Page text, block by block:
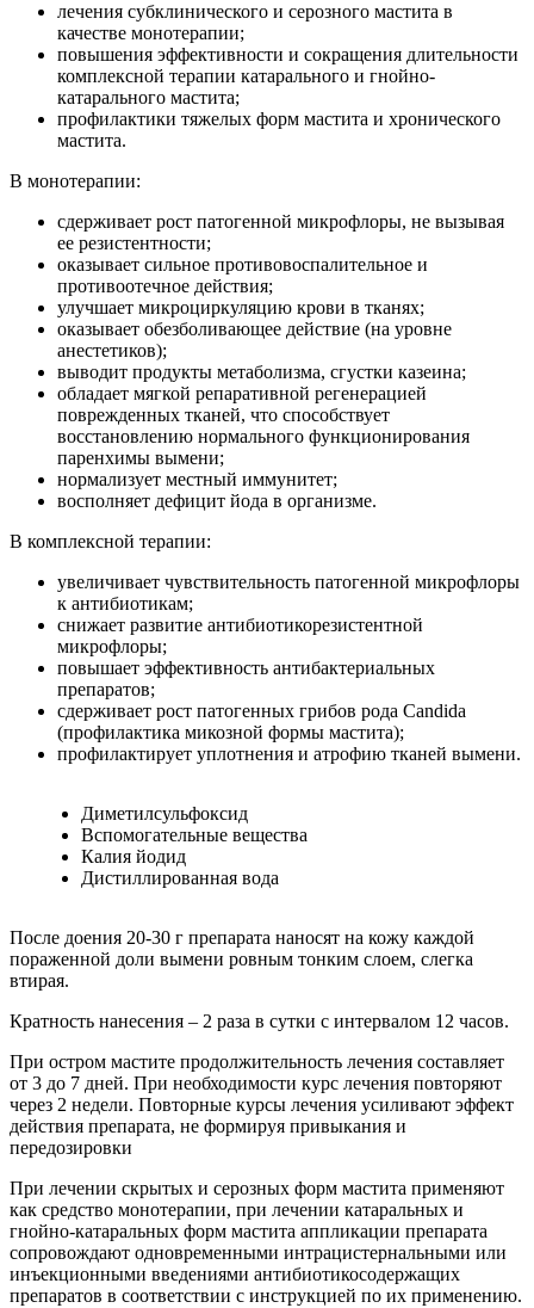
лечения субклинического и серозного мастита в
качестве монотерапии;
повышения эффективности и сокращения длительности
комплексной терапии катарального и гнойно-
катарального мастита;
профилактики тяжелых форм мастита и хронического
мастита.
В монотерапии:
сдерживает рост патогенной микрофлоры, не вызывая
ее резистентности;
оказывает сильное противовоспалительное и
противоотечное действия;
улучшает микроциркуляцию крови в тканях;
оказывает обезболивающее действие (на уровне
анестетиков);
выводит продукты метаболизма, сгустки казеина;
обладает мягкой репаративной регенерацией
поврежденных тканей, что способствует
восстановлению нормального функционирования
паренхимы вымени;
нормализует местный иммунитет;
восполняет дефицит йода в организме.
В комплексной терапии:
увеличивает чувствительность патогенной микрофлоры
к антибиотикам;
снижает развитие антибиотикорезистентной
микрофлоры;
повышает эффективность антибактериальных
препаратов;
сдерживает рост патогенных грибов рода Candida
(профилактика микозной формы мастита);
профилактирует уплотнения и атрофию тканей вымени.
Диметилсульфоксид
Вспомогательные вещества
Калия йодид
Дистиллированная вода
После доения 20-30 г препарата наносят на кожу каждой
пораженной доли вымени ровным тонким слоем, слегка
втирая.
Кратность нанесения – 2 раза в сутки с интервалом 12 часов.
При остром мастите продолжительность лечения составляет
от 3 до 7 дней. При необходимости курс лечения повторяют
через 2 недели. Повторные курсы лечения усиливают эффект
действия препарата, не формируя привыкания и
передозировки
При лечении скрытых и серозных форм мастита применяют
как средство монотерапии, при лечении катаральных и
гнойно-катаральных форм мастита аппликации препарата
сопровождают одновременными интрацистернальными или
инъекционными введениями антибиотикосодержащих
препаратов в соответствии с инструкцией по их применению.